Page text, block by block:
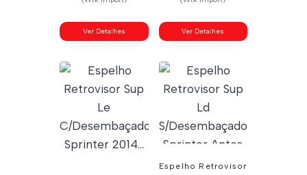
Ver Detalhes Ver Detalhes
Espelho Retrovisor